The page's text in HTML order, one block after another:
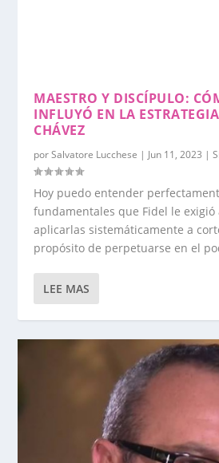
MAESTRO Y DISCÍPULO:
INFLUYÓ EN LA
CHÁVEZ
porSalvatore Lucchese | Jun 11, 2023 |
Hoy puedo entender
fundamentales que Fidel le exigió
aplicarlas sistemáticamente a
propósito de perpetuarse en el
LEE MAS